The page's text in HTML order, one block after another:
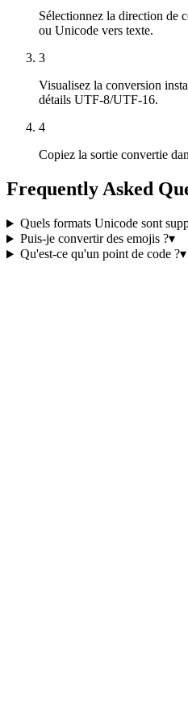
Sélectionnez la direction de
ou Unicode vers texte.
3
Visualisez la conversion
détails UTF-8/UTF-16.
4
Copiez la sortie convertie
Frequently Asked
Quels formats Unicode sont
Puis-je convertir des emojis ?▾
Qu'est-ce qu'un point de code ?▾